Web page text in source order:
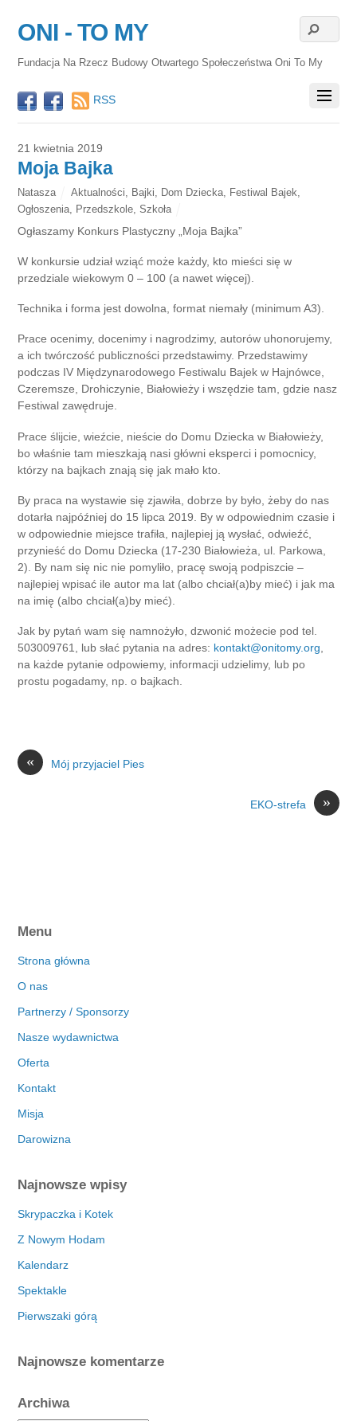
ONI - TO MY
Fundacja Na Rzecz Budowy Otwartego Społeczeństwa Oni To My
RSS
21 kwietnia 2019
Moja Bajka
Natasza Aktualności Bajki Dom Dziecka Festiwal Bajek
Ogłoszenia Przedszkole ,Szkoła
Ogłaszamy Konkurs Plastyczny „Moja Bajka”
W konkursie udział wziąć może każdy, kto mieści się w
przedziale wiekowym 0 – 100 (a nawet więcej).
Technika i forma jest dowolna, format niemały (minimum A3).
Prace ocenimy, docenimy i nagrodzimy, autorów uhonorujemy,
a ich twórczość publiczności przedstawimy. Przedstawimy
podczas IV Międzynarodowego Festiwalu Bajek w Hajnówce,
Czeremsze, Drohiczynie, Białowieży i wszędzie tam, gdzie nasz
Festiwal zawędruje.
Prace ślijcie, wieźcie, nieście do Domu Dziecka w Białowieży,
bo właśnie tam mieszkają nasi główni eksperci i pomocnicy,
którzy na bajkach znają się jak mało kto.
By praca na wystawie się zjawiła, dobrze by było, żeby do nas
dotarła najpóźniej do 15 lipca 2019. By w odpowiednim czasie i
w odpowiednie miejsce trafiła, najlepiej ją wysłać, odwieźć,
przynieść do Domu Dziecka (17-230 Białowieża, ul. Parkowa,
2). By nam się nic nie pomyliło, pracę swoją podpiszcie –
najlepiej wpisać ile autor ma lat (albo chciał(a)by mieć) i jak ma
na imię (albo chciał(a)by mieć).
Jak by pytań wam się namnożyło, dzwonić możecie pod tel.
503009761, lub słać pytania na adres: kontakt@onitomy.org,
na każde pytanie odpowiemy, informacji udzielimy, lub po
prostu pogadamy, np. o bajkach.
« Mój przyjaciel Pies
»
EKO-strefa
Menu
Strona główna
O nas
Partnerzy / Sponsorzy
Nasze wydawnictwa
Oferta
Kontakt
Misja
Darowizna
Najnowsze wpisy
Skrypaczka i Kotek
Z Nowym Hodam
Kalendarz
Spektakle
Pierwszaki górą
Najnowsze komentarze
Archiwa